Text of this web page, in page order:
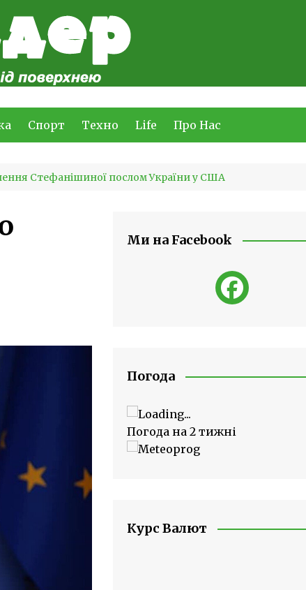
Спорт Техно Life Про Нас
Стефанішиної послом України у США
Ми на Facebook
Погода
Погода на 2 тижні
Курс Валют